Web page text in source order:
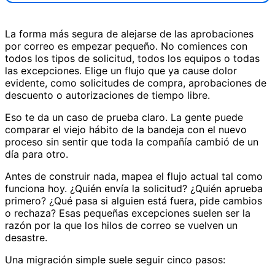
La forma más segura de alejarse de las aprobaciones
por correo es empezar pequeño. No comiences con
todos los tipos de solicitud, todos los equipos o todas
las excepciones. Elige un flujo que ya cause dolor
evidente, como solicitudes de compra, aprobaciones de
descuento o autorizaciones de tiempo libre.
Eso te da un caso de prueba claro. La gente puede
comparar el viejo hábito de la bandeja con el nuevo
proceso sin sentir que toda la compañía cambió de un
día para otro.
Antes de construir nada, mapea el flujo actual tal como
funciona hoy. ¿Quién envía la solicitud? ¿Quién aprueba
primero? ¿Qué pasa si alguien está fuera, pide cambios
o rechaza? Esas pequeñas excepciones suelen ser la
razón por la que los hilos de correo se vuelven un
desastre.
Una migración simple suele seguir cinco pasos: